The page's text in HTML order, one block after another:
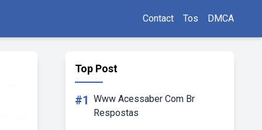
Contact Tos DMCA
Top Post
#1 Www Acessaber Com Br
Respostas